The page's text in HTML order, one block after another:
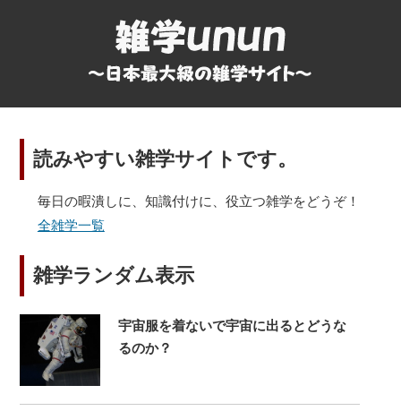
読みやすい雑学サイトです。
毎日の暇潰しに、知識付けに、役立つ雑学をどうぞ！
全雑学一覧
雑学ランダム表示
宇宙服を着ないで宇宙に出るとどうな
るのか？